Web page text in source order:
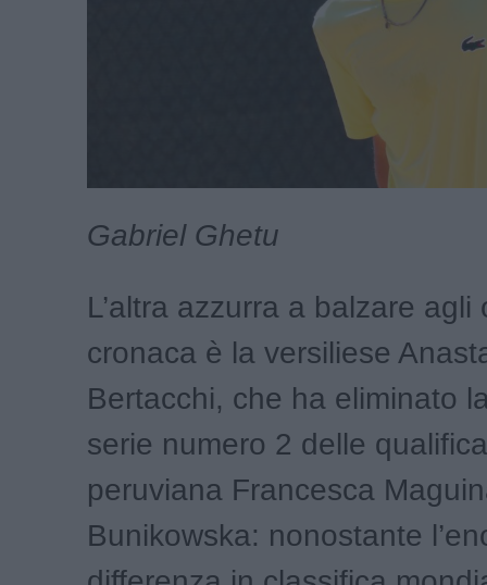
Gabriel Ghetu
L’altra azzurra a balzare agli
cronaca è la versiliese
Bertacchi, che ha eliminato
serie numero 2 delle
peruviana Francesca
Bunikowska: nonostante